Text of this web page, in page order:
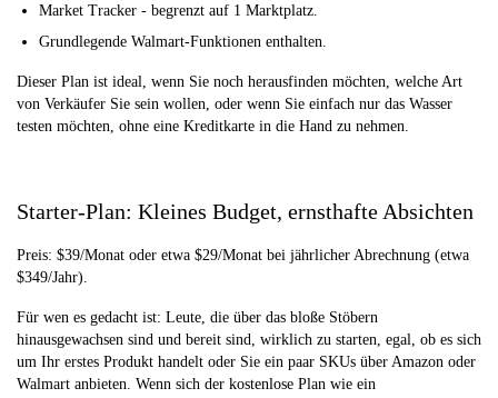
Market Tracker - begrenzt auf 1 Marktplatz.
Grundlegende Walmart-Funktionen enthalten.
Dieser Plan ist ideal, wenn Sie noch herausfinden möchten, welche Art
von Verkäufer Sie sein wollen, oder wenn Sie einfach nur das Wasser
testen möchten, ohne eine Kreditkarte in die Hand zu nehmen.
Starter-Plan: Kleines Budget, ernsthafte Absichten
Preis: $39/Monat oder etwa $29/Monat bei jährlicher Abrechnung (etwa
$349/Jahr).
Für wen es gedacht ist: Leute, die über das bloße Stöbern
hinausgewachsen sind und bereit sind, wirklich zu starten, egal, ob es sich
um Ihr erstes Produkt handelt oder Sie ein paar SKUs über Amazon oder
Walmart anbieten. Wenn sich der kostenlose Plan wie ein